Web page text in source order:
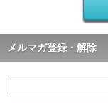
メルマガ登録・解除